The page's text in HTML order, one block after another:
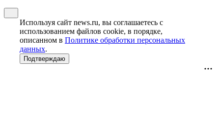
Используя сайт news.ru, вы соглашаетесь с
использованием файлов cookie, в порядке,
описанном в Политике обработки персональных
данных.
Подтверждаю